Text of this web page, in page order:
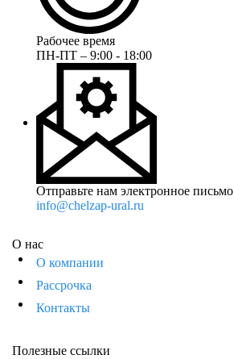
Рабочее время
ПН-ПТ – 9:00 - 18:00
Отправьте нам электронное письмо
info@chelzap-ural.ru
О нас
О компании
Рассрочка
Контакты
Полезные ссылки